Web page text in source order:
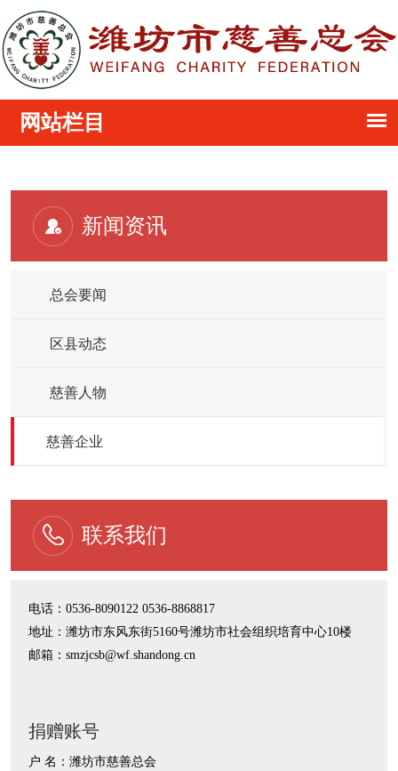
新闻资讯
总会要闻
区县动态
慈善人物
慈善企业
联系我们
电话：0536-8090122 0536-8868817
地址：潍坊市东风东街5160号潍坊市社会组织培育中心10楼
邮箱：smzjcsb@wf.shandong.cn
捐赠账号
户 名：潍坊市慈善总会